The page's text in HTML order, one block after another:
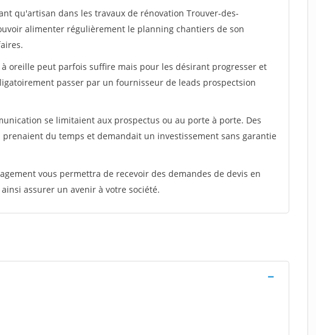
qu'artisan dans les travaux de rénovation Trouver-des-
alimenter régulièrement le planning chantiers de son
oreille peut parfois suffire mais pour les désirant progresser et
passer par un fournisseur de leads prospectsion
se limitaient aux prospectus ou au porte à porte. Des
du temps et demandait un investissement sans garantie
vous permettra de recevoir des demandes de devis en
assurer un avenir à votre société.